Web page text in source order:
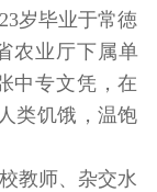
岁毕业于常徳
农业厅下属单
中专文凭，在
类饥饿，温饱
教师、杂交水